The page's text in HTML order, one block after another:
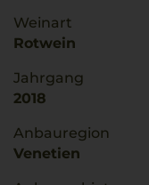
Weinart
Rotwein
Jahrgang
2018
Anbauregion
Venetien